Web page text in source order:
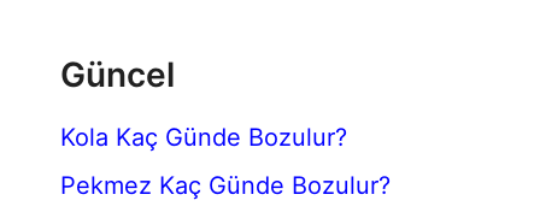
Güncel
Kola Kaç Günde Bozulur?
Pekmez Kaç Günde Bozulur?